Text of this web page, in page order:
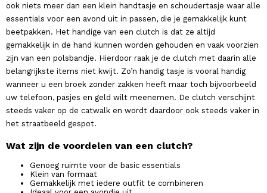
ook niets meer dan een klein handtasje en schoudertasje waar alle
essentials voor een avond uit in passen, die je gemakkelijk kunt
beetpakken. Het handige van een clutch is dat ze altijd
gemakkelijk in de hand kunnen worden gehouden en vaak voorzien
zijn van een polsbandje. Hierdoor raak je de clutch met daarin alle
belangrijkste items niet kwijt. Zo’n handig tasje is vooral handig
wanneer u een broek zonder zakken heeft maar toch bijvoorbeeld
uw telefoon, pasjes en geld wilt meenemen. De clutch verschijnt
steeds vaker op de catwalk en wordt daardoor ook steeds vaker in
het straatbeeld gespot.
Wat zijn de voordelen van een clutch?
Genoeg ruimte voor de basic essentials
Klein van formaat
Gemakkelijk met iedere outfit te combineren